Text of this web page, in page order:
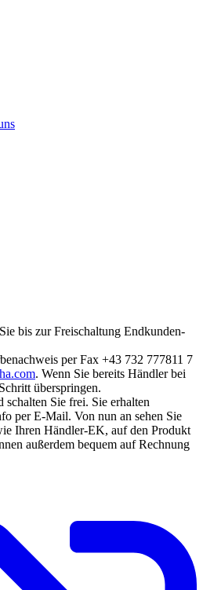
bis zur Freischaltung Endkunden-
per Fax +43 732 777811 7
. Wenn Sie bereits Händler bei
überspringen.
Sie frei. Sie erhalten
per E-Mail. Von nun an sehen Sie
Ihren Händler-EK, auf den Produkt
außerdem bequem auf Rechnung